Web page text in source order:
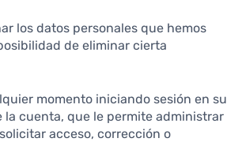
los datos personales que hemos
de eliminar cierta
momento iniciando sesión en su
cuenta, que le permite administrar
acceso, corrección o